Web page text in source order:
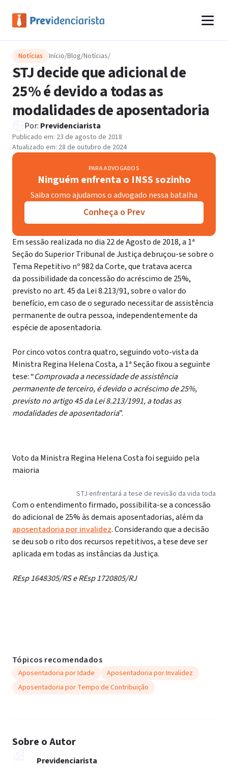
Notícias Início/Blog/Notícias/
STJ decide que adicional de
25% é devido a todas as
modalidades de aposentadoria
Por: Previdenciarista
Publicado em: 23 de agosto de 2018
Atualizado em: 28 de outubro de 2024
PARA ADVOGADOS
Ninguém enfrenta o INSS sozinho
Saiba como ajudamos o advogado nessa batalha
Conheça o Prev
Em sessão realizada no dia 22 de Agosto de 2018, a 1ª
Seção do Superior Tribunal de Justiça debruçou-se sobre o
Tema Repetitivo nº 982 da Corte, que tratava acerca
da possibilidade da concessão do acréscimo de 25%,
previsto no art. 45 da Lei 8.213/91, sobre o valor do
benefício, em caso de o segurado necessitar de assistência
permanente de outra pessoa, independentemente da
espécie de aposentadoria.
Por cinco votos contra quatro, seguindo voto-vista da
Ministra Regina Helena Costa, a 1ª Seção fixou a seguinte
tese: “Comprovada a necessidade de assistência
permanente de terceiro, é devido o acréscimo de 25%,
previsto no artigo 45 da Lei 8.213/1991, a todas as
modalidades de aposentadoria”.
Voto da Ministra Regina Helena Costa foi seguido pela
maioria
STJ enfrentará a tese de revisão da vida toda
Com o entendimento firmado, possibilita-se a concessão
do adicional de 25% às demais aposentadorias, além da
aposentadoria por invalidez. Considerando que a decisão
se deu sob o rito dos recursos repetitivos, a tese deve ser
aplicada em todas as instâncias da Justiça.
REsp 1648305/RS e REsp 1720805/RJ
Tópicos recomendados
Aposentadoria por Idade
Aposentadoria por Invalidez
Aposentadoria por Tempo de Contribuição
Sobre o Autor
Previdenciarista